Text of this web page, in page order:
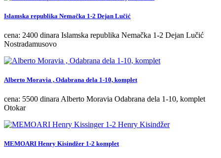
Islamska republika Nemačka 1-2 Dejan Lučić
cena: 2400 dinara Islamska republika Nemačka 1-2 Dejan Lučić
Nostradamusovo
Alberto Moravia , Odabrana dela 1-10, komplet
cena: 5500 dinara Alberto Moravia Odabrana dela 1-10, komplet
Otokar
MEMOARI Henry Kisindžer 1-2 komplet